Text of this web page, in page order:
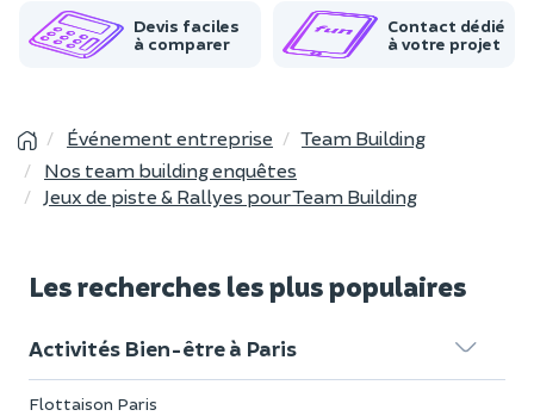
Devis faciles
à comparer
Contact dédié
à votre projet
Événement entreprise
Team Building
Nos team building enquêtes
Jeux de piste & Rallyes pour Team Building
Les recherches les plus populaires
Activités Bien-être à Paris
Flottaison Paris